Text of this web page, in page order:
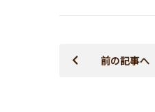
前の記事へ